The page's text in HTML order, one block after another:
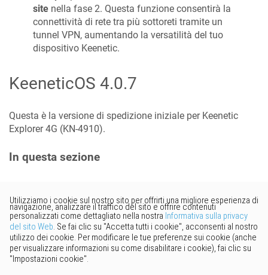
site nella fase 2. Questa funzione consentirà la
connettività di rete tra più sottoreti tramite un
tunnel VPN, aumentando la versatilità del tuo
dispositivo Keenetic.
KeeneticOS 4.0.7
Questa è la versione di spedizione iniziale per Keenetic
Explorer 4G (KN-4910).
In questa sezione
Vorresti fornire un feedback?
Basta cliccare qui per suggerire
modifiche.